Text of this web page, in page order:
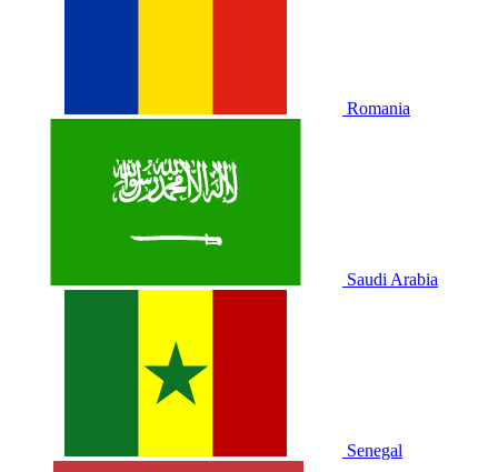
Romania
Saudi Arabia
Senegal